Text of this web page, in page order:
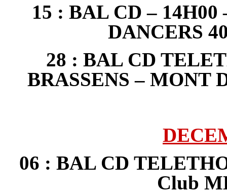
15 : BAL CD –
DANCERS
28 : BAL CD
BRASSENS – MONT
06 : BAL CD
Club